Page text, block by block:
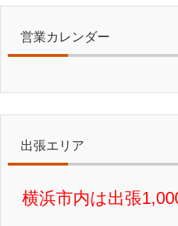
営業カレンダー
出張エリア
横浜市内は出張